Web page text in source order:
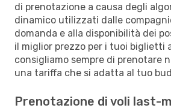
di prenotazione a causa degli
dinamico utilizzati dalle
domanda e alla disponibilità dei
il miglior prezzo per i tuoi biglietti
consigliamo sempre di prenotare
una tariffa che si adatta al tuo
Prenotazione di voli last-